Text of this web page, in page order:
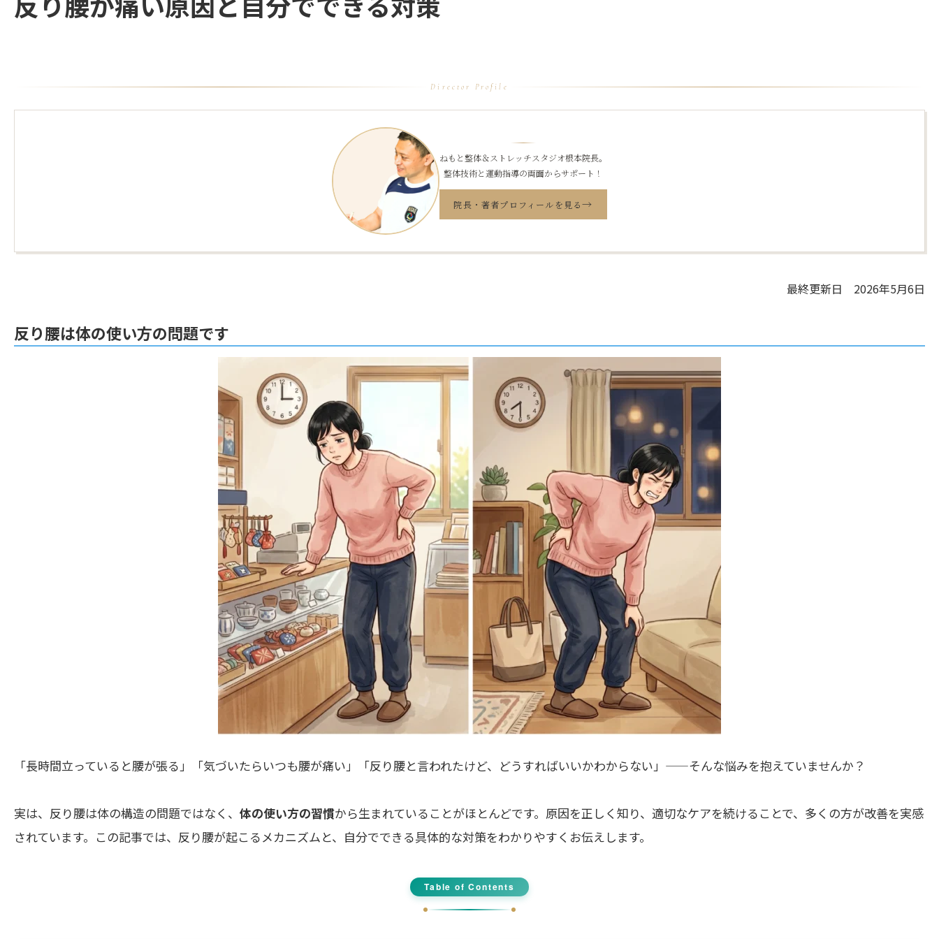
Director Profile
ねもと整体＆ストレッチスタジオ根本院長。
整体技術と運動指導の両面からサポート！
院長・著者プロフィールを見る→
最終更新日 2026年5月6日
反り腰は体の使い方の問題です
「長時間立っていると腰が張る」「気づいたらいつも腰が痛い」「反り腰と言われたけど、どうすればいいかわからない」——そんな悩みを抱えていませんか？
実は、反り腰は体の構造の問題ではなく、 体の使い方の習慣から生まれていることがほとんどです。原因を正しく知り、適切なケアを続けることで、多くの方が改善を実感
されています。この記事では、反り腰が起こるメカニズムと、自分でできる具体的な対策をわかりやすくお伝えします。
Table of Contents